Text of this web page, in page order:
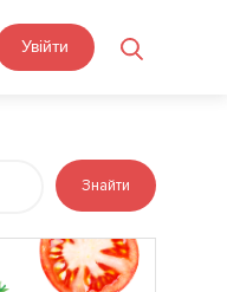
Увійти
Знайти